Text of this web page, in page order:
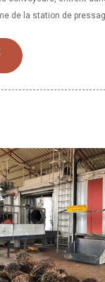
de la station de
de l'eau, dans lequel la
et pour réduire la